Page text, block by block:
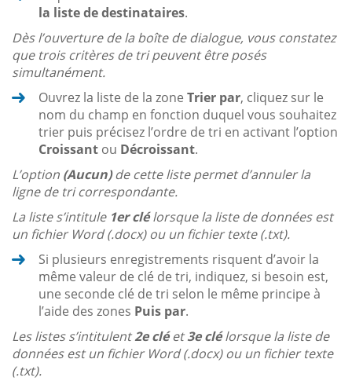
la liste de destinataires.
Dès l’ouverture de la boîte de dialogue, vous constatez
que trois critères de tri peuvent être posés
simultanément.
Ouvrez la liste de la zone Trier par, cliquez sur le
nom du champ en fonction duquel vous souhaitez
trier puis précisez l’ordre de tri en activant l’option
Croissant ou Décroissant.
L’option (Aucun)de cette liste permet d’annuler la
ligne de tri correspondante.
La liste s’intitule 1er clélorsque la liste de données est
un fichier Word (.docx) ou un fichier texte (.txt).
Si plusieurs enregistrements risquent d’avoir la
même valeur de clé de tri, indiquez, si besoin est,
une seconde clé de tri selon le même principe à
l’aide des zones Puis par.
Les listes s’intitulent2e cléet3e clélorsque la liste de
données est un fichier Word (.docx) ou un fichier texte
(.txt).